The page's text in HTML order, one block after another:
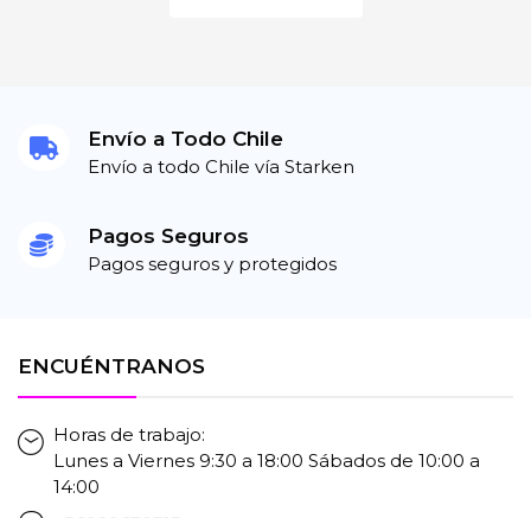
Envío a Todo Chile
Envío a todo Chile vía Starken
Pagos Seguros
Pagos seguros y protegidos
ENCUÉNTRANOS
Horas de trabajo:
Lunes a Viernes 9:30 a 18:00 Sábados de 10:00 a
14:00